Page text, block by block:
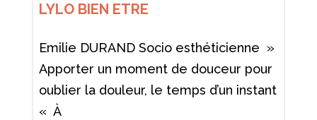
LYLO BIEN ETRE
Emilie DURAND Socio esthéticienne »
Apporter un moment de douceur pour
oublier la douleur, le temps d’un instant
« À